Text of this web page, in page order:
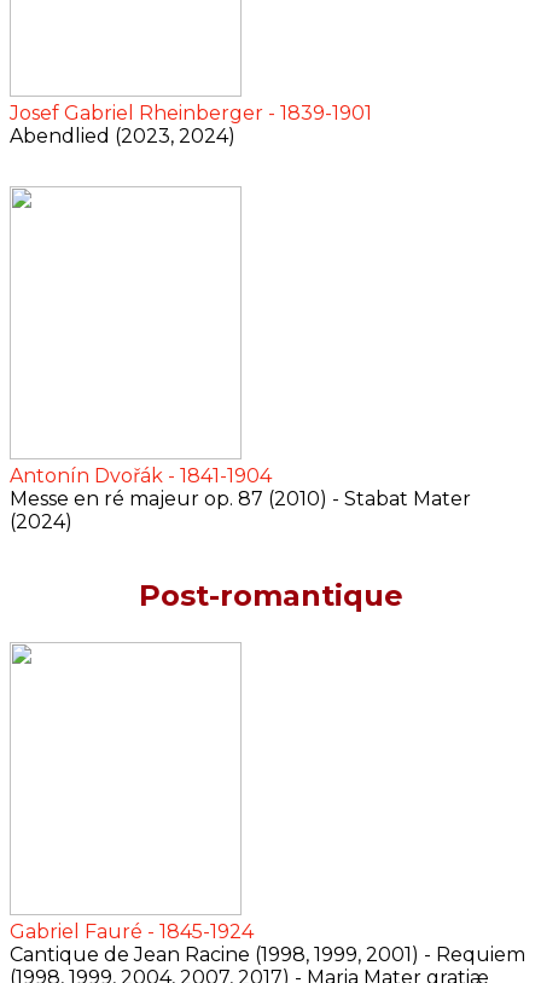
Josef Gabriel Rheinberger - 1839-1901
Abendlied (2023, 2024)
Antonín Dvořák - 1841-1904
Messe en ré majeur op. 87 (2010) - Stabat Mater
(2024)
Post-romantique
Gabriel Fauré - 1845-1924
Cantique de Jean Racine (1998, 1999, 2001) - Requiem
(1998, 1999, 2004, 2007, 2017) - Maria Mater gratiæ